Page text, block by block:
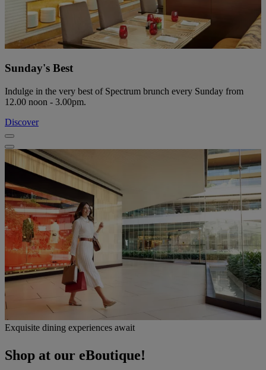
Sunday's Best
Indulge in the very best of Spectrum brunch every Sunday from
12.00 noon - 3.00pm.
Discover
Exquisite dining experiences await
Shop at our eBoutique!